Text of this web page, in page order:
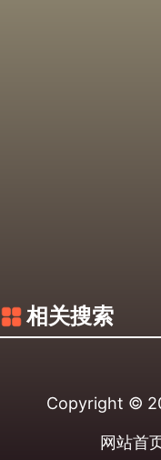
相关搜索
Copyright ©
网站首